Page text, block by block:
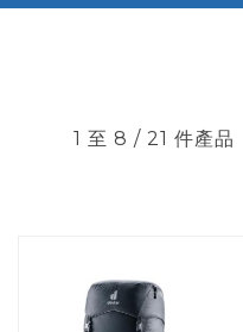
1 至 8 / 21 件產品